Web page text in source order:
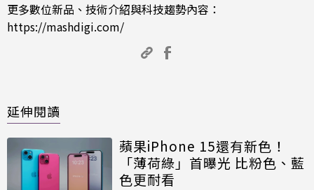
更多數位新品、技術介紹與科技趨勢內容：
https://mashdigi.com/
延伸閱讀
蘋果iPhone 15還有新色！
「薄荷綠」首曝光 比粉色、藍
色更耐看